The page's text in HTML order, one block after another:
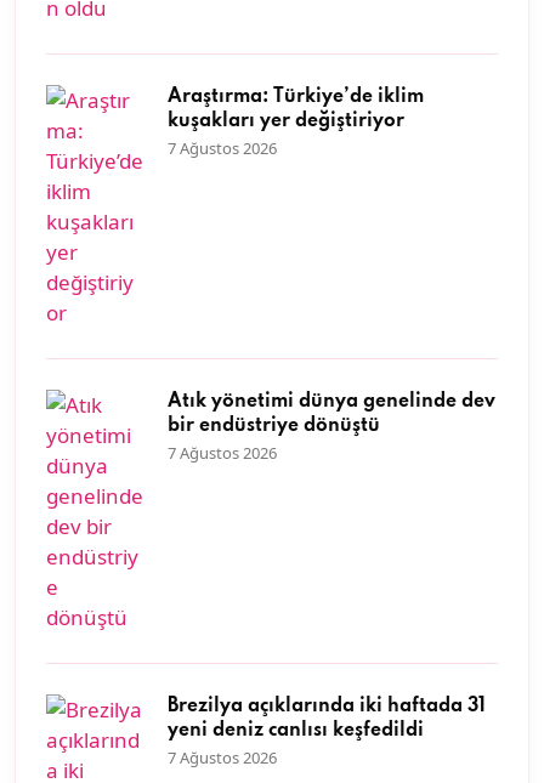
Araştırma: Türkiye’de iklim
kuşakları yer değiştiriyor
7 Ağustos 2026
Atık yönetimi dünya genelinde dev
bir endüstriye dönüştü
7 Ağustos 2026
Brezilya açıklarında iki haftada 31
yeni deniz canlısı keşfedildi
7 Ağustos 2026